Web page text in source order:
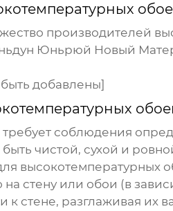
производителей
Юньрюй Новый
добавлены]
требует соблюдения
чистой, сухой и
высокотемпературных
стену или обои (в
к стене, разглаживая их